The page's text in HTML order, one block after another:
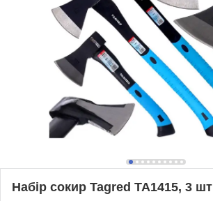
Набір сокир Tagred TA1415, 3 шт